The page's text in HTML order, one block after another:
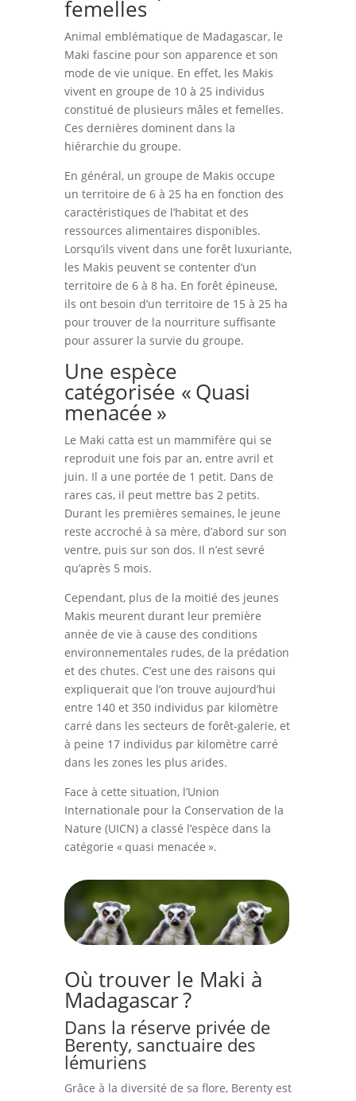
femelles
Animal emblématique de Madagascar, le
Maki fascine pour son apparence et son
mode de vie unique. En effet, les Makis
vivent en groupe de 10 à 25 individus
constitué de plusieurs mâles et femelles.
Ces dernières dominent dans la
hiérarchie du groupe.
En général, un groupe de Makis occupe
un territoire de 6 à 25 ha en fonction des
caractéristiques de l’habitat et des
ressources alimentaires disponibles.
Lorsqu’ils vivent dans une forêt luxuriante,
les Makis peuvent se contenter d’un
territoire de 6 à 8 ha. En forêt épineuse,
ils ont besoin d’un territoire de 15 à 25 ha
pour trouver de la nourriture suffisante
pour assurer la survie du groupe.
Une espèce
catégorisée « Quasi
menacée »
Le Maki catta est un mammifère qui se
reproduit une fois par an, entre avril et
juin. Il a une portée de 1 petit. Dans de
rares cas, il peut mettre bas 2 petits.
Durant les premières semaines, le jeune
reste accroché à sa mère, d’abord sur son
ventre, puis sur son dos. Il n’est sevré
qu’après 5 mois.
Cependant, plus de la moitié des jeunes
Makis meurent durant leur première
année de vie à cause des conditions
environnementales rudes, de la prédation
et des chutes. C’est une des raisons qui
expliquerait que l’on trouve aujourd’hui
entre 140 et 350 individus par kilomètre
carré dans les secteurs de forêt-galerie, et
à peine 17 individus par kilomètre carré
dans les zones les plus arides.
Face à cette situation, l’Union
Internationale pour la Conservation de la
Nature (UICN) a classé l’espèce dans la
catégorie « quasi menacée ».
Où trouver le Maki à
Madagascar ?
Dans la réserve privée de
Berenty, sanctuaire des
lémuriens
Grâce à la diversité de sa flore, Berenty est